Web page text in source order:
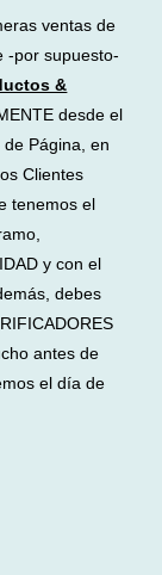
ventas de
-por supuesto-
&
desde el
Página, en
Clientes
tenemos el
y con el
debes
antes de
el día de